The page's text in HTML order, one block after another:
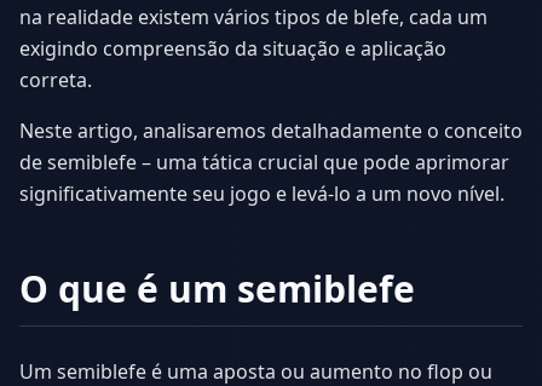
na realidade existem vários tipos de blefe, cada um
exigindo compreensão da situação e aplicação
correta.
Neste artigo, analisaremos detalhadamente o conceito
de semiblefe – uma tática crucial que pode aprimorar
significativamente seu jogo e levá-lo a um novo nível.
O que é um semiblefe
Um semiblefe é uma aposta ou aumento no flop ou